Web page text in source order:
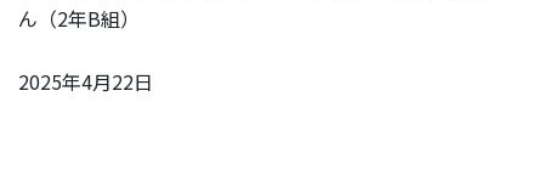
ん（2年B組）
2025年4月22日